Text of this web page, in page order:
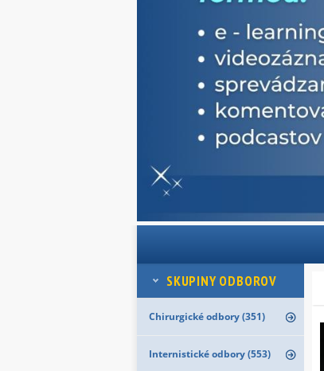
SKUPINY ODBOROV
Chirurgické odbory (351)
Internistické odbory (553)